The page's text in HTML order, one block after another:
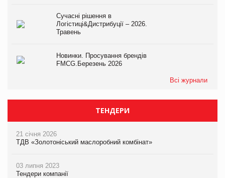
Сучасні рішення в
Логістиці&Дистрибуції – 2026.
Травень
Новинки. Просування брендів
FMCG.Березень 2026
Всі журнали
ТЕНДЕРИ
21 січня 2026
ТДВ «Золотоніський маслоробний комбінат»
03 липня 2023
Тендери компанії